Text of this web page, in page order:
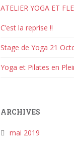
ATELIER YOGA ET
C’est la reprise !!
Stage de Yoga 21
Yoga et Pilates en
ARCHIVES
mai 2019